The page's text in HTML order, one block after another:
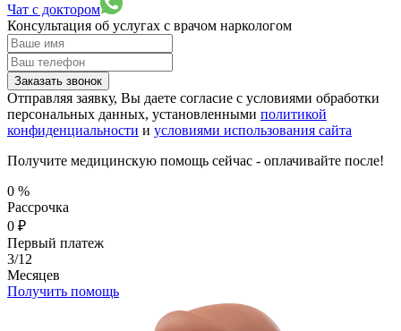
Чат с доктором
Консультация об услугах с врачом наркологом
Заказать звонок
Отправляя заявку, Вы даете согласие с условиями обработки
персональных данных, установленными политикой
конфиденциальности и условиями использования сайта
Получите медицинскую помощь сейчас - оплачивайте после!
0 %
Рассрочка
0 ₽
Первый платеж
3/12
Месяцев
Получить помощь